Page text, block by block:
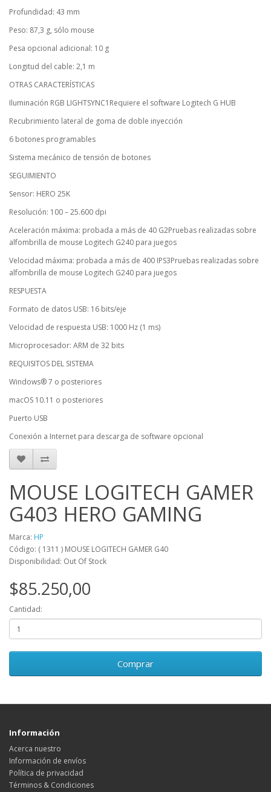
Profundidad: 43 mm
Peso: 87,3 g, sólo mouse
Pesa opcional adicional: 10 g
Longitud del cable: 2,1 m
OTRAS CARACTERÍSTICAS
Iluminación RGB LIGHTSYNC1Requiere el software Logitech G HUB
Recubrimiento lateral de goma de doble inyección
6 botones programables
Sistema mecánico de tensión de botones
SEGUIMIENTO
Sensor: HERO 25K
Resolución: 100 – 25.600 dpi
Aceleración máxima: probada a más de 40 G2Pruebas realizadas sobre
alfombrilla de mouse Logitech G240 para juegos
Velocidad máxima: probada a más de 400 IPS3Pruebas realizadas sobre
alfombrilla de mouse Logitech G240 para juegos
RESPUESTA
Formato de datos USB: 16 bits/eje
Velocidad de respuesta USB: 1000 Hz (1 ms)
Microprocesador: ARM de 32 bits
REQUISITOS DEL SISTEMA
Windows® 7 o posteriores
macOS 10.11 o posteriores
Puerto USB
Conexión a Internet para descarga de software opcional
MOUSE LOGITECH GAMER
G403 HERO GAMING
Marca: HP
Código: ( 1311 ) MOUSE LOGITECH GAMER G40
Disponibilidad: Out Of Stock
$85.250,00
Cantidad:
Comprar
Información
Acerca nuestro
Información de envíos
Política de privacidad
Términos & Condiciones